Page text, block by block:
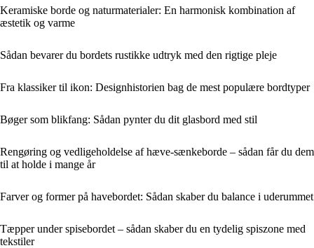
Keramiske borde og naturmaterialer: En harmonisk kombination af
æstetik og varme
Sådan bevarer du bordets rustikke udtryk med den rigtige pleje
Fra klassiker til ikon: Designhistorien bag de mest populære bordtyper
Bøger som blikfang: Sådan pynter du dit glasbord med stil
Rengøring og vedligeholdelse af hæve-sænkeborde – sådan får du dem
til at holde i mange år
Farver og former på havebordet: Sådan skaber du balance i uderummet
Tæpper under spisebordet – sådan skaber du en tydelig spiszone med
tekstiler